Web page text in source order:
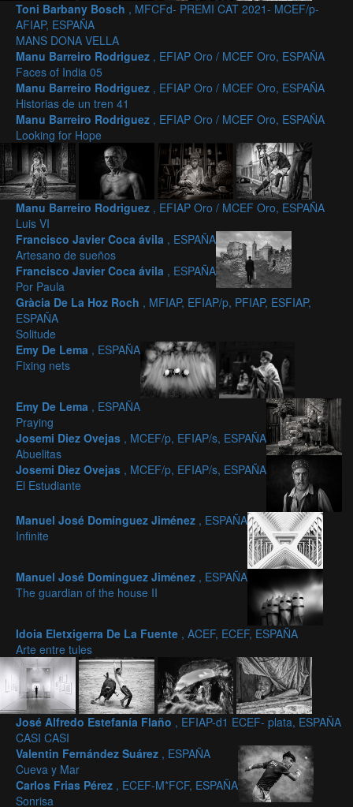
Toni Barbany Bosch , MFCFd- PREMI CAT 2021- MCEF/p-
AFIAP, ESPAÑA
MANS DONA VELLA
Manu Barreiro Rodriguez , EFIAP Oro / MCEF Oro, ESPAÑA
Faces of India 05
Manu Barreiro Rodriguez , EFIAP Oro / MCEF Oro, ESPAÑA
Historias de un tren 41
Manu Barreiro Rodriguez , EFIAP Oro / MCEF Oro, ESPAÑA
Looking for Hope
Manu Barreiro Rodriguez , EFIAP Oro / MCEF Oro, ESPAÑA
Luis VI
Francisco Javier Coca ávila , ESPAÑA
Artesano de sueños
Francisco Javier Coca ávila , ESPAÑA
Por Paula
Gràcia De La Hoz Roch , MFIAP, EFIAP/p, PFIAP, ESFIAP,
ESPAÑA
Solitude
Emy De Lema , ESPAÑA
Fixing nets
Emy De Lema , ESPAÑA
Praying
Josemi Diez Ovejas , MCEF/p, EFIAP/s, ESPAÑA
Abuelitas
Josemi Diez Ovejas , MCEF/p, EFIAP/s, ESPAÑA
El Estudiante
Manuel José Domínguez Jiménez , ESPAÑA
Infinite
Manuel José Domínguez Jiménez , ESPAÑA
The guardian of the house II
Idoia Eletxigerra De La Fuente , ACEF, ECEF, ESPAÑA
Arte entre tules
José Alfredo Estefanía Flaño , EFIAP-d1 ECEF- plata, ESPAÑA
CASI CASI
Valentin Fernández Suárez , ESPAÑA
Cueva y Mar
Carlos Frias Pérez , ECEF-M*FCF, ESPAÑA
Sonrisa